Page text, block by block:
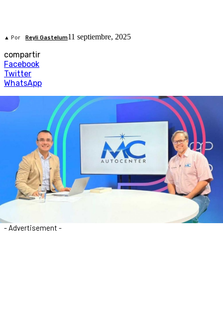
▲ Por Reyli Gastelum11 septiembre, 2025
compartir
Facebook
Twitter
WhatsApp
- Advertisement -